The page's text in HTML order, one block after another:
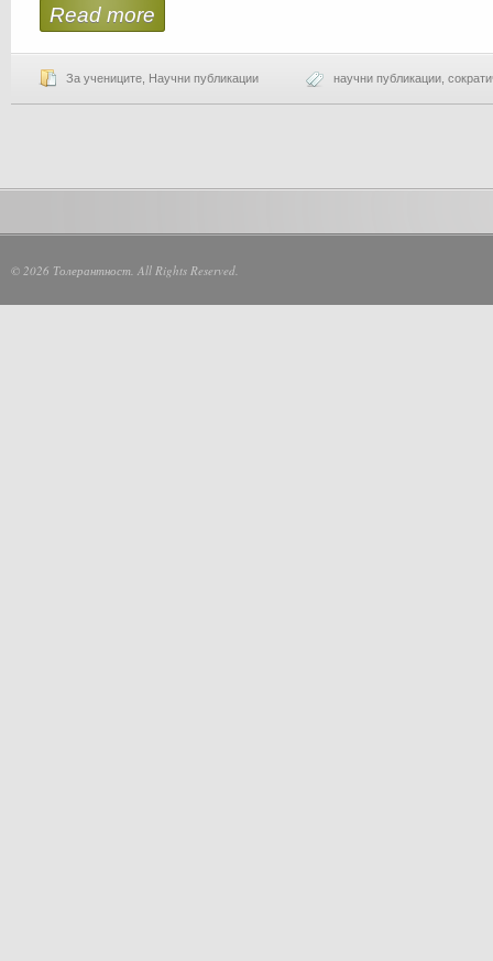
Read more
За учениците Научни публикации научни публикации
© 2026 Толерантност. All Rights Reserved.